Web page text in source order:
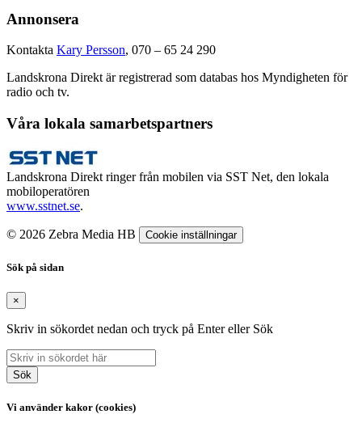
Annonsera
Kontakta Kary Persson, 070 – 65 24 290
Landskrona Direkt är registrerad som databas hos Myndigheten för
radio och tv.
Våra lokala samarbetspartners
Landskrona Direkt ringer från mobilen via SST Net, den lokala
mobiloperatören
www.sstnet.se.
© 2026 Zebra Media HB Cookie inställningar
Sök på sidan
×
Skriv in sökordet nedan och tryck på Enter eller Sök
Sök
Vi använder kakor (cookies)